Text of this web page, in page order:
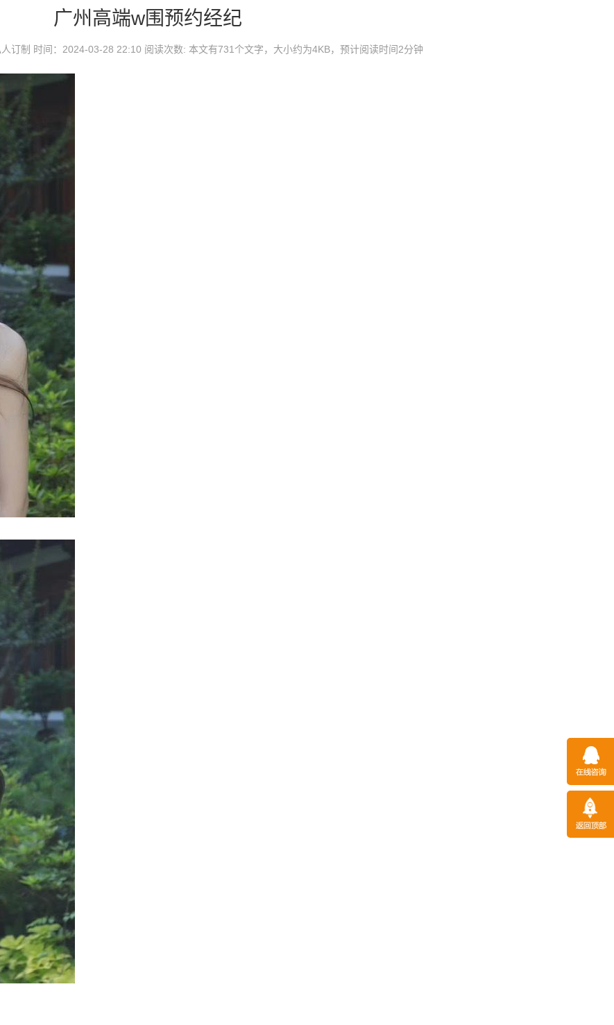
广州高端w围预约经纪
订制 时间：2024-03-28 22:10 阅读次数: 本文有731个文字，大小约为4KB，预计阅读时间2分钟